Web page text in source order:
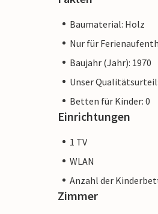
Baumaterial: Holz
Nur für
Baujahr (Jahr): 1970
Unser
Betten für Kinder: 0
Einrichtungen
1 TV
WLAN
Anzahl der
Zimmer